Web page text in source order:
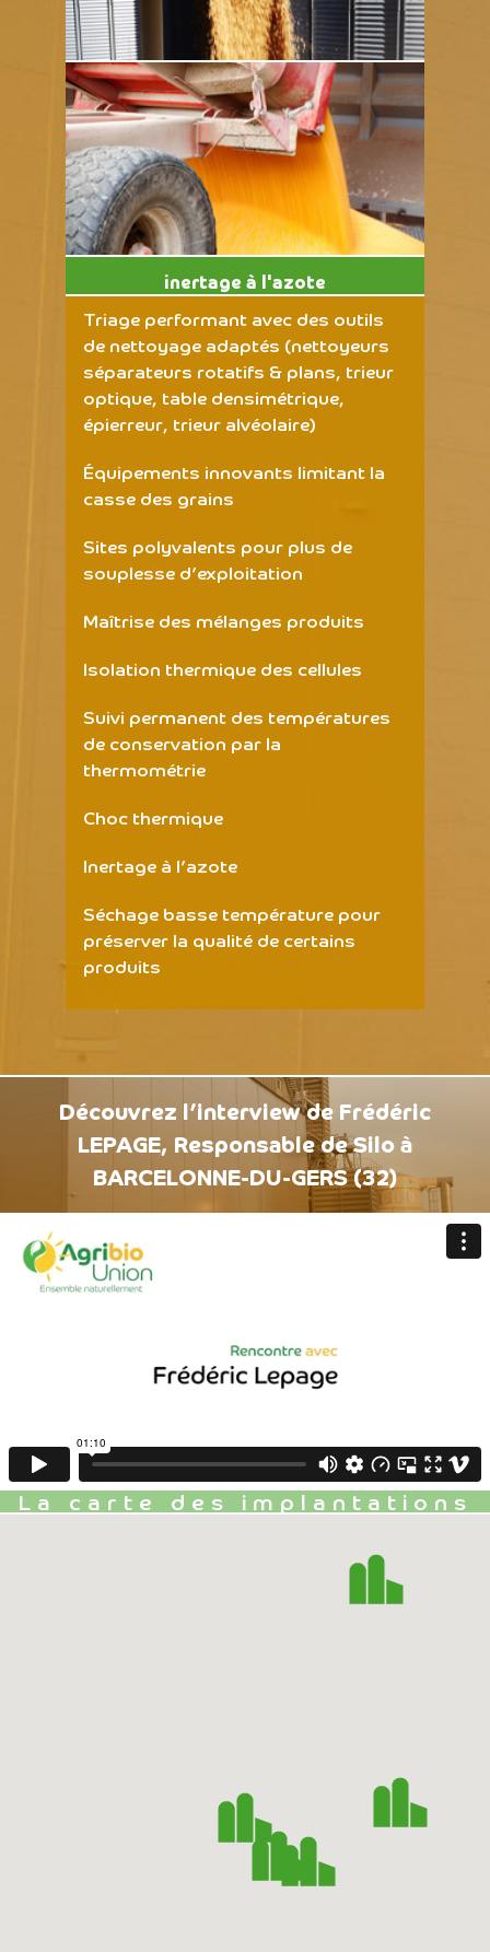
inertage à l'azote
Triage performant avec des outils
de nettoyage adaptés (nettoyeurs
séparateurs rotatifs & plans, trieur
optique, table densimétrique,
épierreur, trieur alvéolaire)
Équipements innovants limitant la
casse des grains
Sites polyvalents pour plus de
souplesse d’exploitation
Maîtrise des mélanges produits
Isolation thermique des cellules
Suivi permanent des températures
de conservation par la
thermométrie
Choc thermique
Inertage à l’azote
Séchage basse température pour
préserver la qualité de certains
produits
Découvrez l’interview de Frédéric
LEPAGE, Responsable de Silo à
BARCELONNE-DU-GERS (32)
La carte des implantations